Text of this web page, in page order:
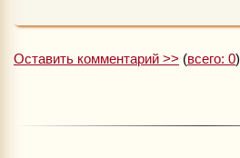
Оставить комментарий >> (всего: 0)